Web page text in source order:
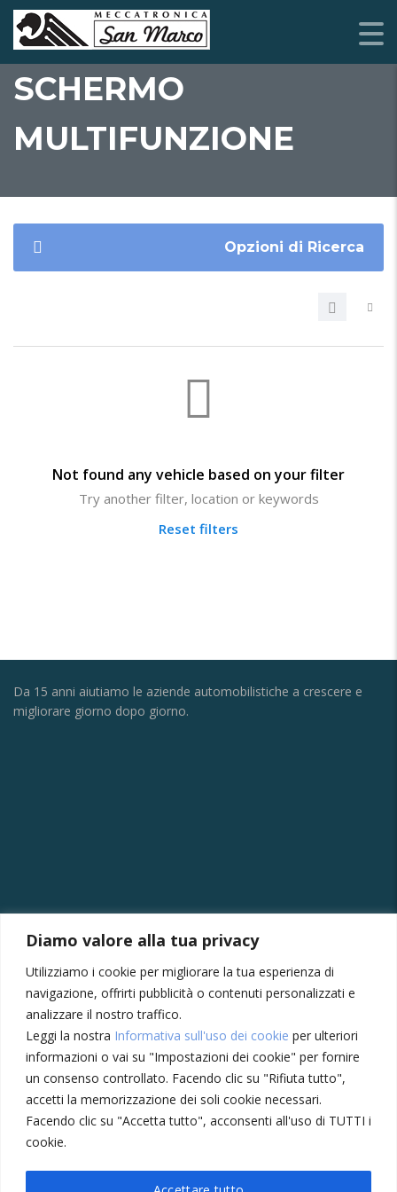
Diamo valore alla tua privacy
Utilizziamo i cookie per migliorare la tua esperienza di
navigazione, offrirti pubblicità o contenuti personalizzati e
analizzare il nostro traffico.
Leggi la nostra Informativa sull'uso dei cookie per ulteriori
informazioni o vai su "Impostazioni dei cookie" per fornire
un consenso controllato. Facendo clic su "Rifiuta tutto",
accetti la memorizzazione dei soli cookie necessari.
Facendo clic su "Accetta tutto", acconsenti all'uso di TUTTI i
cookie.
SCHERMO
MULTIFUNZIONE
Opzioni di Ricerca
Not found any vehicle based on your filter
Try another filter, location or keywords
Reset filters
Da 15 anni aiutiamo le aziende automobilistiche a crescere e
migliorare giorno dopo giorno.
CONTATTI
+39 041430239
+39 3355410024
amministrazione@meccatronicasanmarco.it
Lun - Ven: 8:30 - 12:30, 14:00 - 18:30
Sabato: 8:30 - 12:30
Privacy Policy Cookie